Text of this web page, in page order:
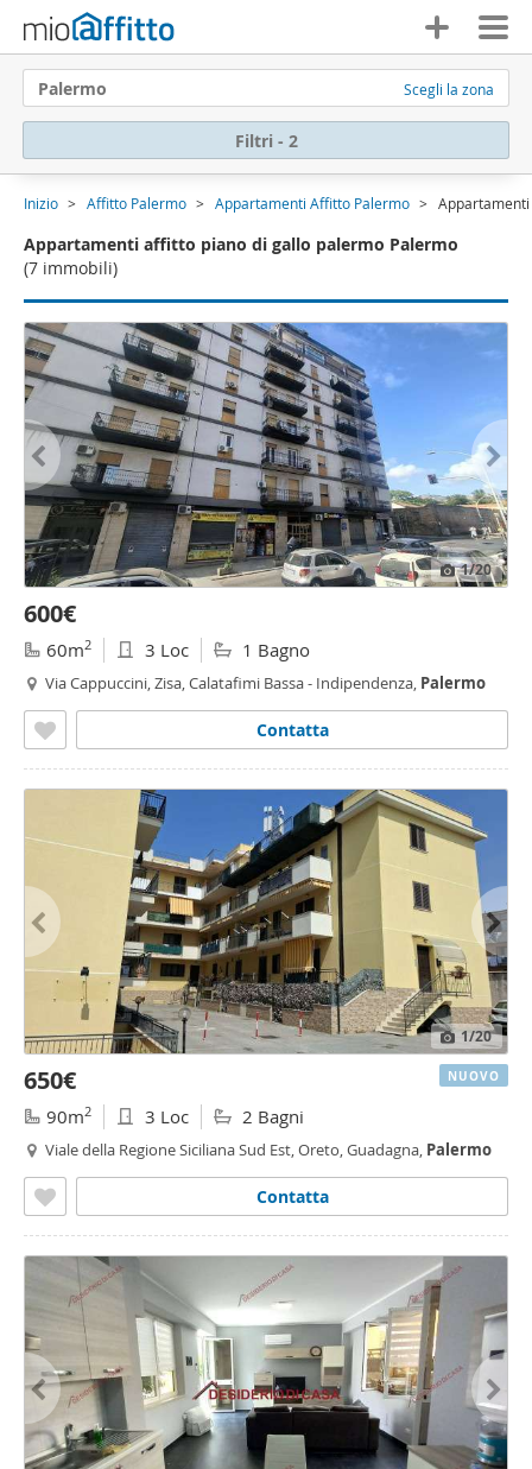
Palermo Scegli la zona
Filtri - 2
Inizio Affitto Palermo Appartamenti Affitto Palermo
Appartamenti affitto piano di gallo palermo Palermo
(7 immobili)
1/20
600€
60m2 3 Loc 1 Bagno
Via Cappuccini, Zisa, Calatafimi Bassa - Indipendenza, Palermo
Contatta
1/20
650€
90m2 3 Loc 2 Bagni
Viale della Regione Siciliana Sud Est, Oreto, Guadagna, Palermo
Contatta
NUOVO